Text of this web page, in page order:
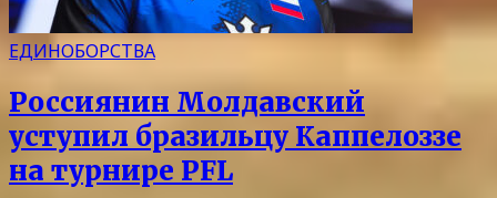
ЕДИНОБОРСТВА
Россиянин Молдавский
уступил бразильцу Каппелоззе
на турнире PFL